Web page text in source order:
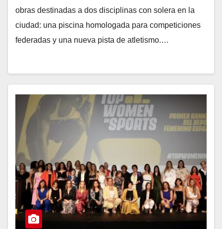
obras destinadas a dos disciplinas con solera en la
ciudad: una piscina homologada para competiciones
federadas y una nueva pista de atletismo.…